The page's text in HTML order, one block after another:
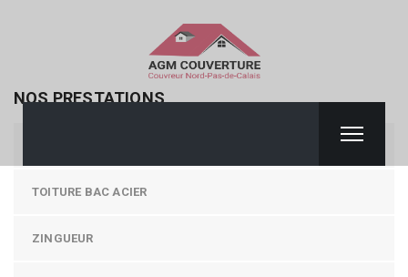
NOS PRESTATIONS
TOITURE BAC ACIER
ZINGUEUR